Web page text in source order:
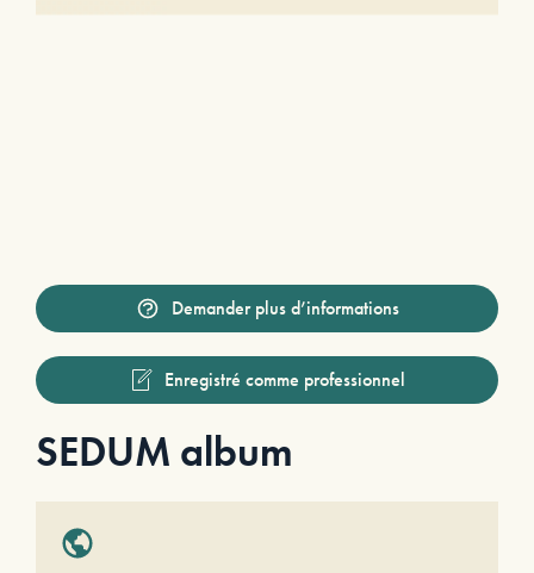
Demander plus d’informations
Enregistré comme professionnel
SEDUM album